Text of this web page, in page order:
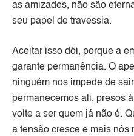
as amizades, não são
seu papel de travessia.
Aceitar isso dói, porque a
garante permanência. O
ninguém nos impede de
permanecemos ali, presos
volte a ser quem já não é.
a tensão cresce e mais nós